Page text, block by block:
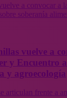
a convocar a
soberanía
vuelve a
y Encuentro
y agroecología
articulan frente a